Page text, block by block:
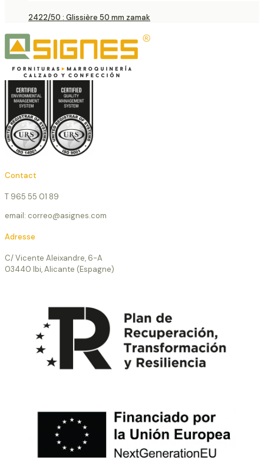
2422/50 : Glissière 50 mm zamak
Contact
T 965 55 01 89
email: correo@asignes.com
Adresse
C/ Vicente Aleixandre, 6-A
03440 Ibi, Alicante (Espagne)